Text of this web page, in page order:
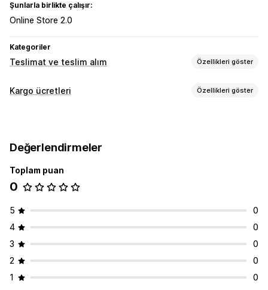
Şunlarla birlikte çalışır:
Online Store 2.0
Kategoriler
Teslimat ve teslim alım Özellikleri göster
Teslimat seçenekleri
Teslim alım seçenekleri
Kargo ücretleri Özellikleri göster
Değerlendirmeler
Toplam puan
0
5
0
4
0
3
0
2
0
1
0